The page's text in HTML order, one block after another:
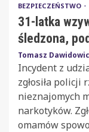
BEZPIECZEŃSTWO
31-latka
śledzona,
Tomasz
Incydent z
zgłosiła policji
nieznajomych
narkotyków.
omamów